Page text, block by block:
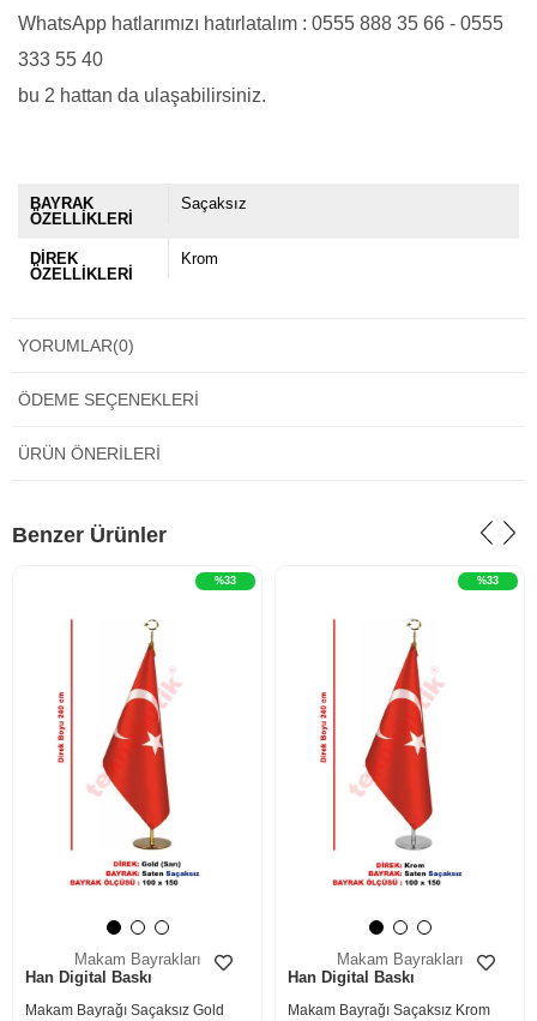
WhatsApp hatlarımızı hatırlatalım : 0555 888 35 66 - 0555
333 55 40
bu 2 hattan da ulaşabilirsiniz.
BAYRAK
ÖZELLİKLERİ
Saçaksız
DİREK
ÖZELLİKLERİ
Krom
YORUMLAR(0)
ÖDEME SEÇENEKLERI
ÜRÜN ÖNERILERI
Benzer Ürünler
Makam Bayrakları
Han Digital Baskı
Makam Bayrağı Saçaksız Gold
%33
Makam Bayrakları
Han Digital Baskı
Makam Bayrağı Saçaksız Krom
%33